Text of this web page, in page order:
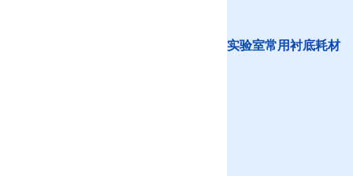
实验室常用衬底耗材